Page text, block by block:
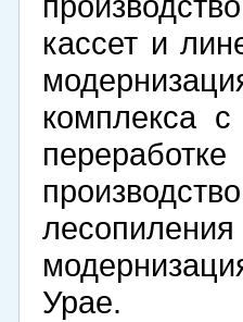
кассет и
комплекса
Урае.